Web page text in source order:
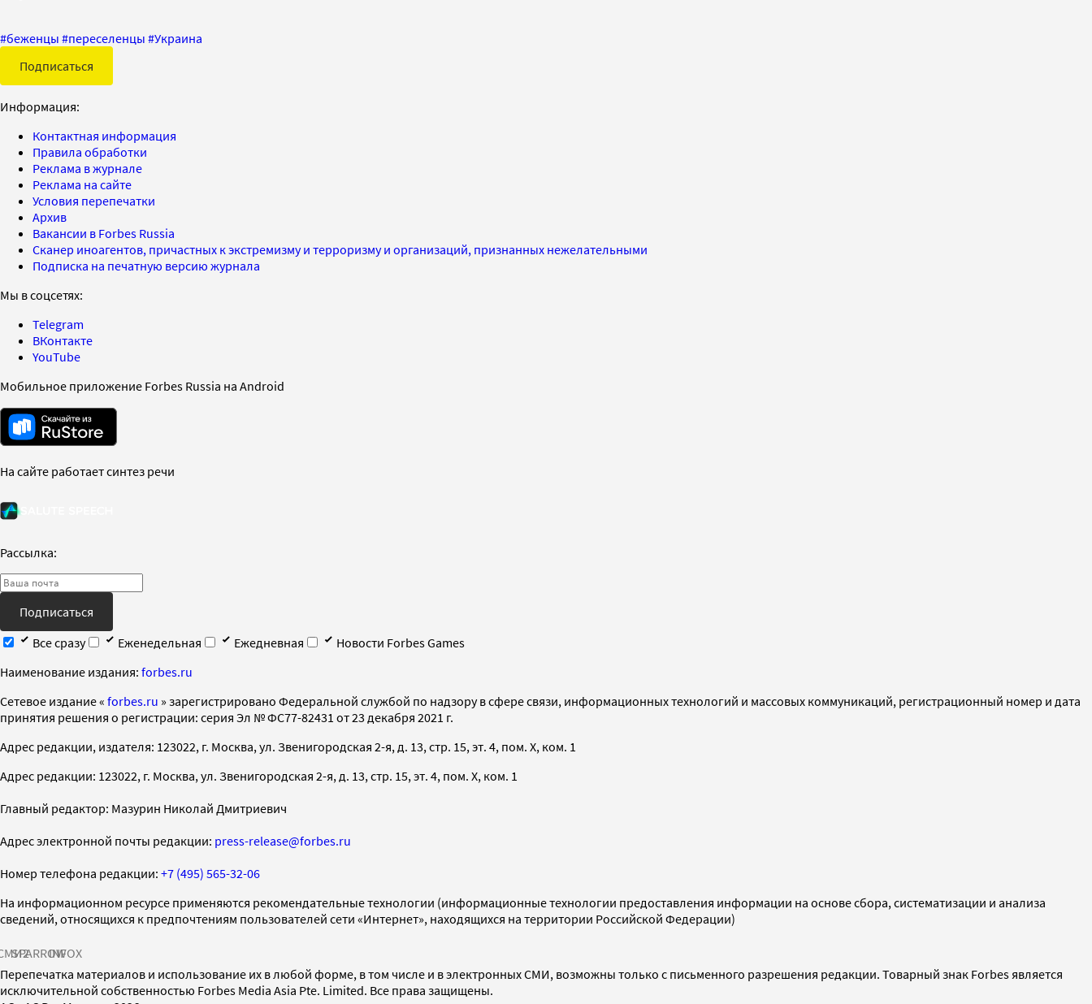
#беженцы #переселенцы #Украина
Подписаться
Информация:
Контактная информация
Правила обработки
Реклама в журнале
Реклама на сайте
Условия перепечатки
Архив
Вакансии в Forbes Russia
Сканер иноагентов, причастных к экстремизму и терроризму и организаций, признанных нежелательными
Подписка на печатную версию журнала
Мы в соцсетях:
Telegram
ВКонтакте
YouTube
Мобильное приложение Forbes Russia на Android
На сайте работает синтез речи
Рассылка:
Подписаться
Все сразу
Еженедельная Ежедневная
Новости Forbes Games
Наименование издания: forbes.ru
Cетевое издание « forbes.ru » зарегистрировано Федеральной службой по надзору в сфере связи, информационных технологий и массовых коммуникаций, регистрационный номер и дата
принятия решения о регистрации: серия Эл № ФС77-82431 от 23 декабря 2021 г.
Адрес редакции, издателя: 123022, г. Москва, ул. Звенигородская 2-я, д. 13, стр. 15, эт. 4, пом. X, ком. 1
Адрес редакции: 123022, г. Москва, ул. Звенигородская 2-я, д. 13, стр. 15, эт. 4, пом. X, ком. 1
Главный редактор: Мазурин Николай Дмитриевич
Адрес электронной почты редакции: press-release@forbes.ru
Номер телефона редакции: +7 (495) 565-32-06
На информационном ресурсе применяются рекомендательные технологии (информационные технологии предоставления информации на основе сбора, систематизации и анализа
сведений, относящихся к предпочтениям пользователей сети «Интернет», находящихся на территории Российской Федерации)
SPARROWINFOX
Перепечатка материалов и использование их в любой форме, в том числе и в электронных СМИ, возможны только с письменного разрешения редакции. Товарный знак Forbes является
исключительной собственностью Forbes Media Asia Pte. Limited. Все права защищены.